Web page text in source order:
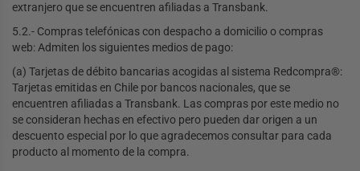
extranjero que se encuentren afiliadas a Transbank.
5.2.- Compras telefónicas con despacho a domicilio o compras
web: Admiten los siguientes medios de pago:
(a) Tarjetas de débito bancarias acogidas al sistema Redcompra®:
Tarjetas emitidas en Chile por bancos nacionales, que se
encuentren afiliadas a Transbank. Las compras por este medio no
se consideran hechas en efectivo pero pueden dar origen a un
descuento especial por lo que agradecemos consultar para cada
producto al momento de la compra.